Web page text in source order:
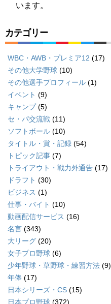
います。
カテゴリー
WBC・AWB・プレミア12 (17)
その他大学野球 (10)
その他選手プロフィール (1)
イベント (9)
キャンプ(5)
セ・パ交流戦 (11)
ソフトボール (10)
タイトル・賞・記録 (54)
トピック記事 (7)
トライアウト・戦力外通告 (17)
ドラフト (30)
ビジネス (1)
仕事・バイト (10)
動画配信サービス (16)
名言 (343)
大リーグ (20)
女子プロ野球 (6)
少年野球・草野球・練習方法 (9)
年俸 (17)
日本シリーズ・CS (15)
日本プロ野球 (372)